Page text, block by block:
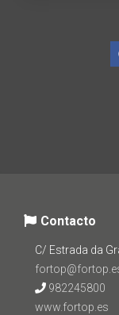
Contacto
C/ Estrada da
982245800
www.fortop.es